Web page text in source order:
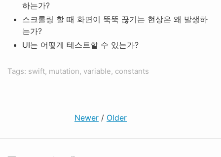
하는가?
스크롤링 할 때 화면이 뚝뚝 끊기는 현상은 왜 발생하
는가?
UI는 어떻게 테스트할 수 있는가?
Tags: swift, mutation, variable, constants
Newer / Older